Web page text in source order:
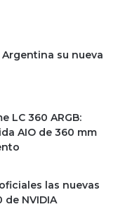
su nueva
LC 360 ARGB:
AIO de 360 mm
las nuevas
de NVIDIA